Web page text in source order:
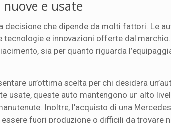
e usate
decisione che dipende da molti fattori. Le
e innovazioni offerte dal marchio.
sia per quanto riguarda
un’ottima scelta per chi desidera
usate, queste auto mantengono un alto
Inoltre, l’acquisto di una
fuori produzione o difficili da trovare